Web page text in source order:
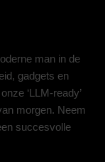
man in de
gadgets en
‘LLM-ready’
morgen. Neem
succesvolle